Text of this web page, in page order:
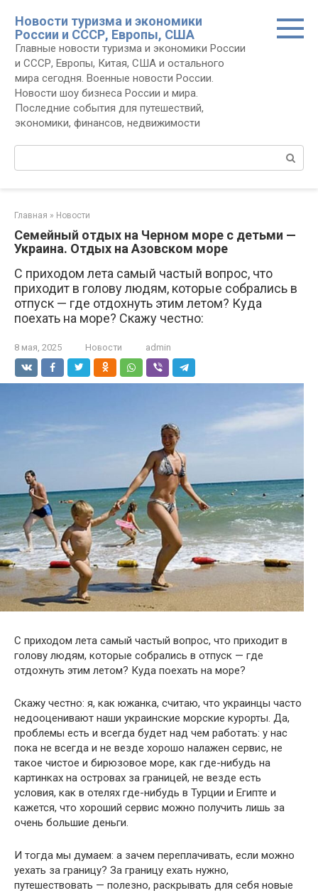
контенту
Новости туризма и экономики
России и СССР, Европы, США
Главные новости туризма и экономики России
и СССР, Европы, Китая, США и остального
мира сегодня. Военные новости России.
Новости шоу бизнеса России и мира.
Последние события для путешествий,
экономики, финансов, недвижимости
Поиск:
Главная » Новости
Семейный отдых на Черном море с детьми —
Украина. Отдых на Азовском море
С приходом лета самый частый вопрос, что
приходит в голову людям, которые собрались в
отпуск — где отдохнуть этим летом? Куда
поехать на море? Скажу честно:
8 мая, 2025 Новости admin
С приходом лета самый частый вопрос, что приходит в
голову людям, которые собрались в отпуск — где
отдохнуть этим летом? Куда поехать на море?
Скажу честно: я, как южанка, считаю, что украинцы часто
недооценивают наши украинские морские курорты. Да,
проблемы есть и всегда будет над чем работать: у нас
пока не всегда и не везде хорошо налажен сервис, не
такое чистое и бирюзовое море, как где-нибудь на
картинках на островах за границей, не везде есть
условия, как в отелях где-нибудь в Турции и Египте и
кажется, что хороший сервис можно получить лишь за
очень большие деньги.
И тогда мы думаем: а зачем переплачивать, если можно
уехать за границу? За границу ехать нужно,
путешествовать — полезно, раскрывать для себя новые